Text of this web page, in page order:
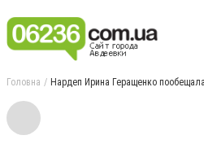
Головна Нардеп Ирина Геращенко